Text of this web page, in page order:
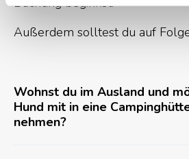
Außerdem solltest du auf
Wohnst du im Ausland und
Hund mit in eine
nehmen?